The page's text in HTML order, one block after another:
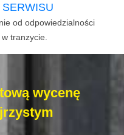
od odpowiedzialności
tranzycie.
wycenę